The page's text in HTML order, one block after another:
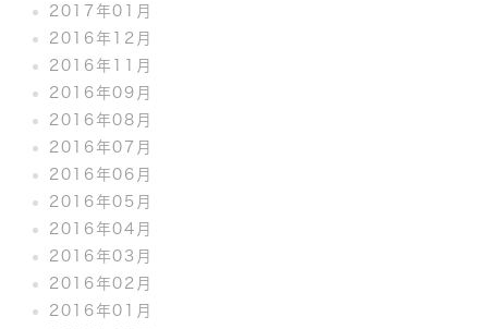
2017年01月
2016年12月
2016年11月
2016年09月
2016年08月
2016年07月
2016年06月
2016年05月
2016年04月
2016年03月
2016年02月
2016年01月